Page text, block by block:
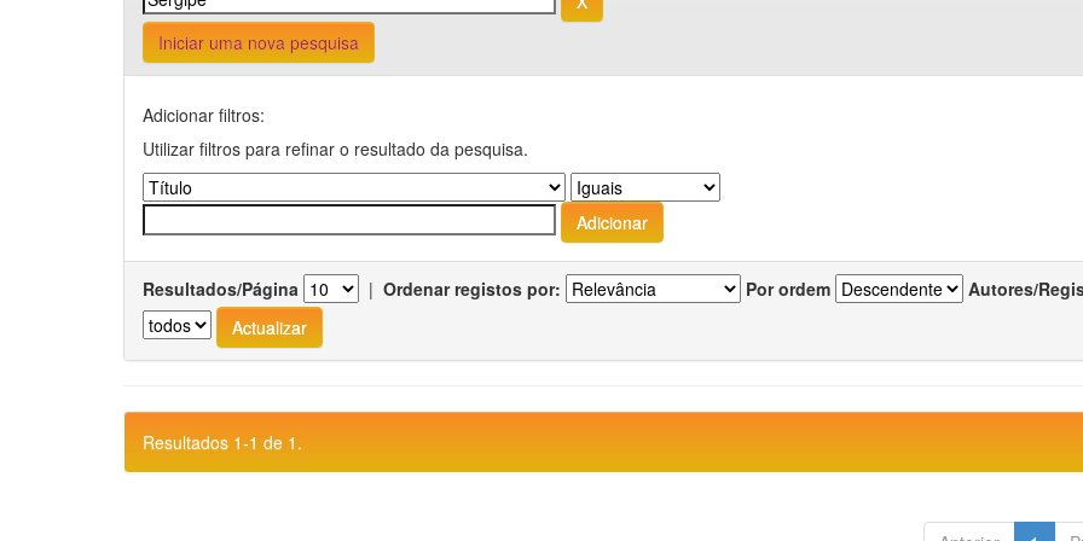
Iniciar uma nova pesquisa
Adicionar filtros:
Utilizar filtros para refinar o resultado da pesquisa.
Resultados/Página | Ordenar registos por: Por ordem Autores/
Resultados 1-1 de 1.